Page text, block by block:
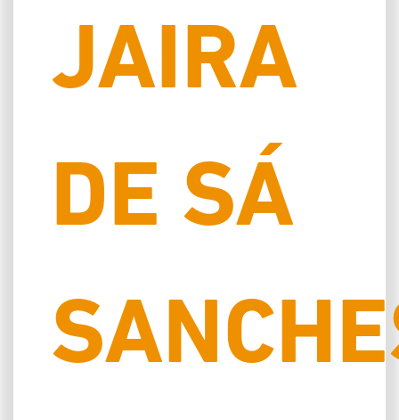
JAIRA
DE SÁ